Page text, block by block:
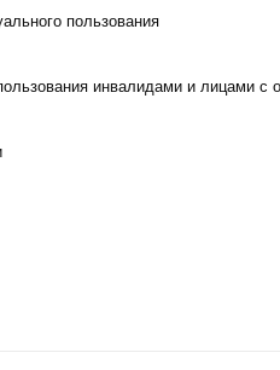
пользования
инвалидами и лицами с